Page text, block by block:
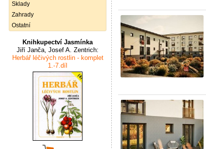
Sklady
Zahrady
Ostatní
Knihkupectví Jasmínka
Jiří Janča, Josef A. Zentrich:
Herbář léčivých rostlin - komplet
1.-7.díl